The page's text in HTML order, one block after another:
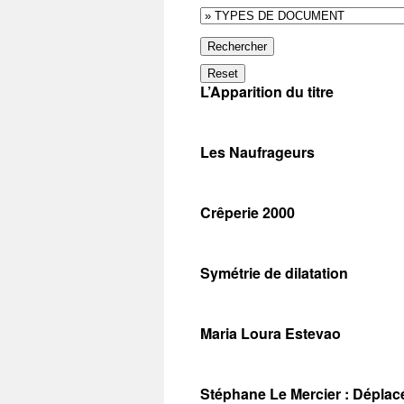
Rechercher
Reset
L’Apparition du titre
Les Naufrageurs
Crêperie 2000
Symétrie de dilatation
Maria Loura Estevao
Stéphane Le Mercier :